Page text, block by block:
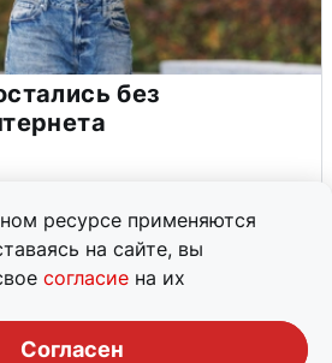
ресурсе применяются
на сайте, вы
согласие на их
Согласен
без